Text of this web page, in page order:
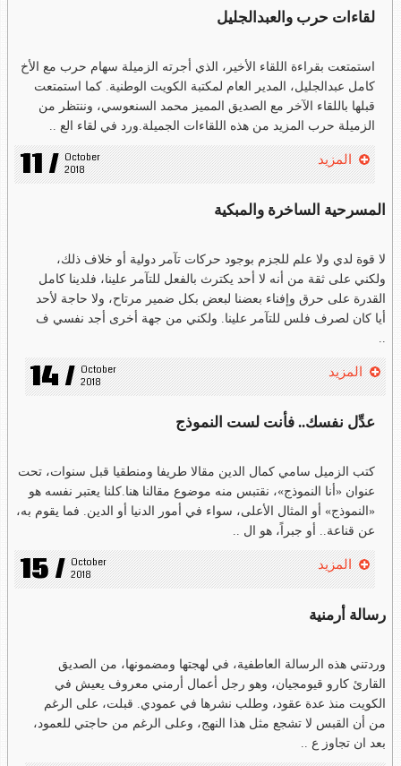
لقاءات حرب والعبدالجليل
استمتعت بقراءة اللقاء الأخير، الذي أجرته الزميلة سهام حرب مع الأخ
كامل عبدالجليل، المدير العام لمكتبة الكويت الوطنية. كما استمتعت
قبلها باللقاء الآخر مع الصديق المميز محمد السنعوسي، وننتظر من
الزميلة حرب المزيد من هذه اللقاءات الجميلة.ورد في لقاء الع ..
11 / October
2018
المزيد
المسرحية الساخرة والمبكية
لا قوة لدي ولا علم للجزم بوجود حركات تآمر دولية أو خلاف ذلك،
ولكني على ثقة من أنه لا أحد يكترث بالفعل للتآمر علينا، فلدينا كامل
القدرة على حرق وإفناء بعضنا لبعض بكل ضمير مرتاح، ولا حاجة لأحد
أيا كان لصرف فلس للتآمر علينا. ولكني من جهة أخرى أجد نفسي ف
..
14 / October
2018
المزيد
عدِّل نفسك.. فأنت لست النموذج
كتب الزميل سامي كمال الدين مقالا طريفا ومنطقيا قبل سنوات، تحت
عنوان «أنا النموذج»، نقتبس منه موضوع مقالنا هنا.كلنا يعتبر نفسه هو
«النموذج» أو المثال الأعلى، سواء في أمور الدنيا أو الدين. فما يقوم به،
عن قناعة.. أو جبراً، هو ال ..
15 / October
2018
المزيد
رسالة أرمنية
وردتني هذه الرسالة العاطفية، في لهجتها ومضمونها، من الصديق
القارئ كارو قيومجيان، وهو رجل أعمال أرمني معروف يعيش في
الكويت منذ عدة عقود، وطلب نشرها في عمودي. قبلت، على الرغم
من أن القبس لا تشجع مثل هذا النهج، وعلى الرغم من حاجتي للعمود،
بعد ان تجاوز ع ..